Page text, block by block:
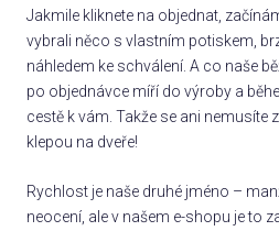
Jakmile kliknete na objednat,
vybrali něco s vlastním potiskem,
náhledem ke schválení. A co naše
po objednávce míří do výroby a
cestě k vám. Takže se ani nemusíte
klepou na dveře!
Rychlost je naše druhé jméno –
neocení, ale v našem e-shopu je to